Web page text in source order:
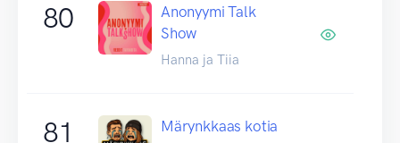
80
Anonyymi Talk
Show
Hanna ja Tiia
81 Märynkkaas kotia